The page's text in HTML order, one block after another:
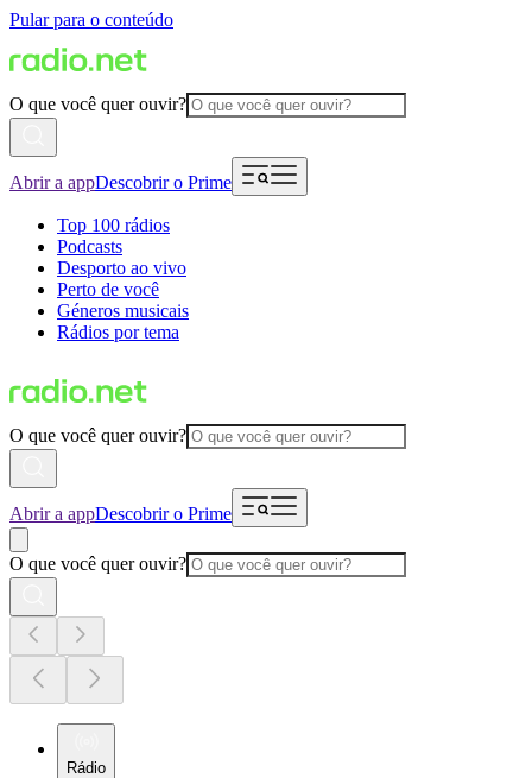
Pular para o conteúdo
O que você quer ouvir?
Abrir a appDescobrir o Prime
Top 100 rádios
Podcasts
Desporto ao vivo
Perto de você
Géneros musicais
Rádios por tema
O que você quer ouvir?
Abrir a appDescobrir o Prime
O que você quer ouvir?
Rádio